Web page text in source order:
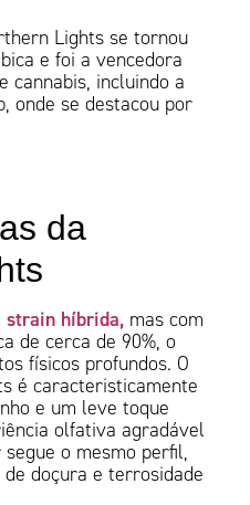
Lights se tornou
e foi a vencedora
cannabis, incluindo a
onde se destacou por
da
strain híbrida, mas com
de cerca de 90%, o
físicos profundos. O
é caracteristicamente
e um leve toque
olfativa agradável
o mesmo perfil,
doçura e terrosidade